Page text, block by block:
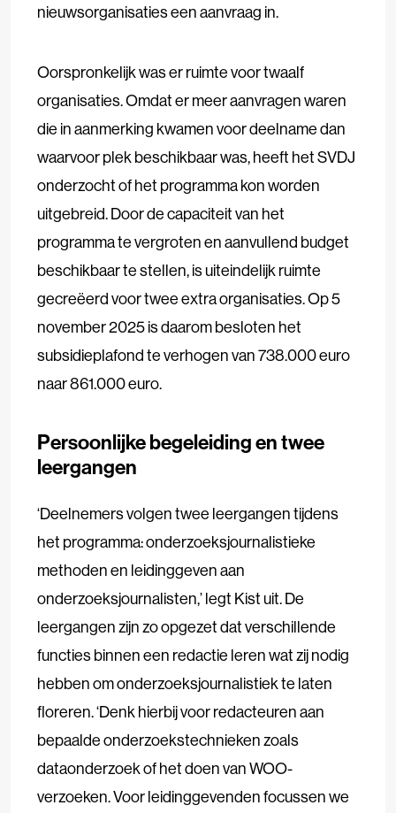
nieuwsorganisaties een aanvraag in.
Oorspronkelijk was er ruimte voor twaalf
organisaties. Omdat er meer aanvragen waren
die in aanmerking kwamen voor deelname dan
waarvoor plek beschikbaar was, heeft het SVDJ
onderzocht of het programma kon worden
uitgebreid. Door de capaciteit van het
programma te vergroten en aanvullend budget
beschikbaar te stellen, is uiteindelijk ruimte
gecreëerd voor twee extra organisaties. Op 5
november 2025 is daarom besloten het
subsidieplafond te verhogen van 738.000 euro
naar 861.000 euro.
Persoonlijke begeleiding en twee
leergangen
‘Deelnemers volgen twee leergangen tijdens
het programma: onderzoeksjournalistieke
methoden en leidinggeven aan
onderzoeksjournalisten,’ legt Kist uit. De
leergangen zijn zo opgezet dat verschillende
functies binnen een redactie leren wat zij nodig
hebben om onderzoeksjournalistiek te laten
floreren. ‘Denk hierbij voor redacteuren aan
bepaalde onderzoekstechnieken zoals
dataonderzoek of het doen van WOO-
verzoeken. Voor leidinggevenden focussen we